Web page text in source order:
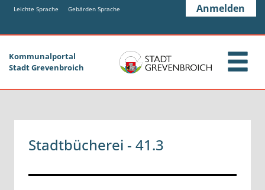
Zum Hauptinhalt springen
Zum Header
Zum Hauptinhalt
Zum Footer
Leichte Sprache Gebärden Sprache Anmelden
Kommunalportal
Stadt Grevenbroich
Stadtbücherei - 41.3